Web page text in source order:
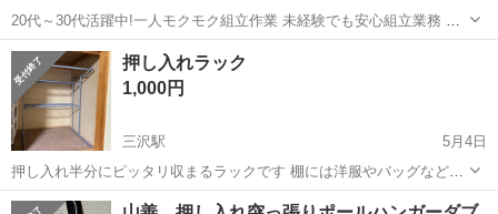
20代～30代活躍中!一人モクモク組立作業 未経験でも安心組立業務 ①
ドライバーでネジ締め ②半田コテを使用し接合 ③工具なしでの手組
一人作業なので慣れていけばモクモクできます。 入社してから1週間
しっかり研修があります...
福島 会津若松市 その他
押し入れラック
1,000円
三沢駅
5月4日
押し入れ半分にピッタリ収まるラックです 棚には洋服やバッグなど、
ハンガーを吊るすと結構な数収納出来ます
青森 三沢市 三沢駅 収納家具 ラック